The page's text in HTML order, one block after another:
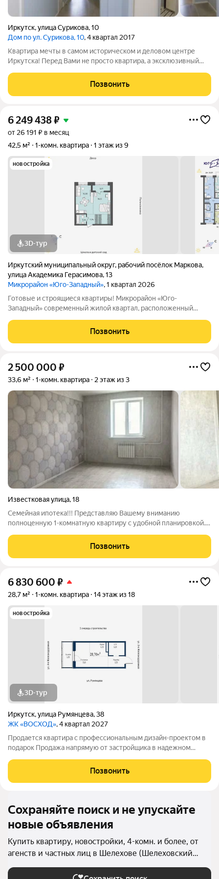
Иркутск,улица Сурикова,10
Дом по ул. Сурикова, 10, 4 квартал 2017
Квартира мечты в самом историческом и деловом центре
Иркутска! Перед Вами не просто квартира, а эксклюзивный
Дом на тихой улице Сурикова дышит историей, храня
аристократический дух
Позвонить
6 249 438₽
от 26 191 ₽ в месяц
42,5 м²
1-комн. квартира 1 этаж из 9
новостройка
3D-тур
Иркутский муниципальный округ, рабочий посёлок Маркова,
улица Академика Герасимова,13
Микрорайон «Юго-Западный», 1 квартал 2026
Готовые и строящиеся квартиры! Микрорайон «Юго-
Западный» современный жилой квартал, расположенный
Классические планировки и квартиры евроформата с
просторными кухнями-гостиными Широкие комнаты,
Позвонить
2 500 000 ₽
33,6 м² 1-комн. квартира 2 этаж из 3
Известковая улица,18
Семейная ипотека!!! Представляю Вашему вниманию
полноценную 1-комнатную квартиру с удобной планировкой. В
натяжные потолки. Кухня и комната отдельно. Санузел
совмещен. В санузле кафель. В шаговой
Позвонить
6 830 600 ₽
28,7 м² 1-комн. квартира 14 этаж из 18
новостройка
3D-тур
Иркутск,улица Румянцева,38
ЖК «ВОСХОД», 4 квартал 2027
Продается квартира с профессиональным дизайн-проектом в
подарок Продажа напрямую от застройщика в надежном
дарим подробный дизайн-проект, разработанный специально
для этой планировки.
Позвонить
Сохраняйте поиск и не упускайте
новые объявления
Купить квартиру, новостройки, 4-комн. и более, от
агенств и частных лиц в Шелехове (Шелеховский
район)